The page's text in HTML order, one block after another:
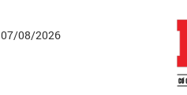
07/08/2026
Gửi bình